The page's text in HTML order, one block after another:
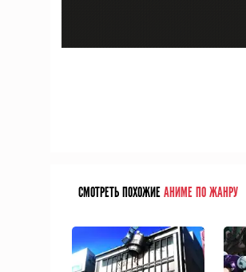
СМОТРЕТЬ ПОХОЖИЕАНИМЕ ПО ЖАНРУ